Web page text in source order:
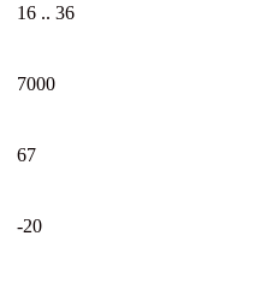
16 .. 36
7000
67
-20